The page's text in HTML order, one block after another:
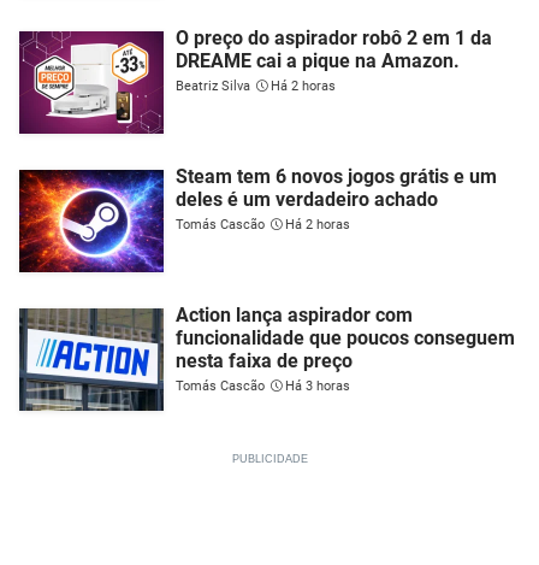
O preço do aspirador robô 2 em 1 da
DREAME cai a pique na Amazon.
Beatriz Silva Há 2 horas
Steam tem 6 novos jogos grátis e um
deles é um verdadeiro achado
Tomás Cascão Há 2 horas
Action lança aspirador com
funcionalidade que poucos conseguem
nesta faixa de preço
Tomás Cascão Há 3 horas